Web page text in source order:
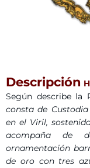
Descripción
Según describe la
consta de
en el Viril,
acompaña de
ornamentación
de oro con tres